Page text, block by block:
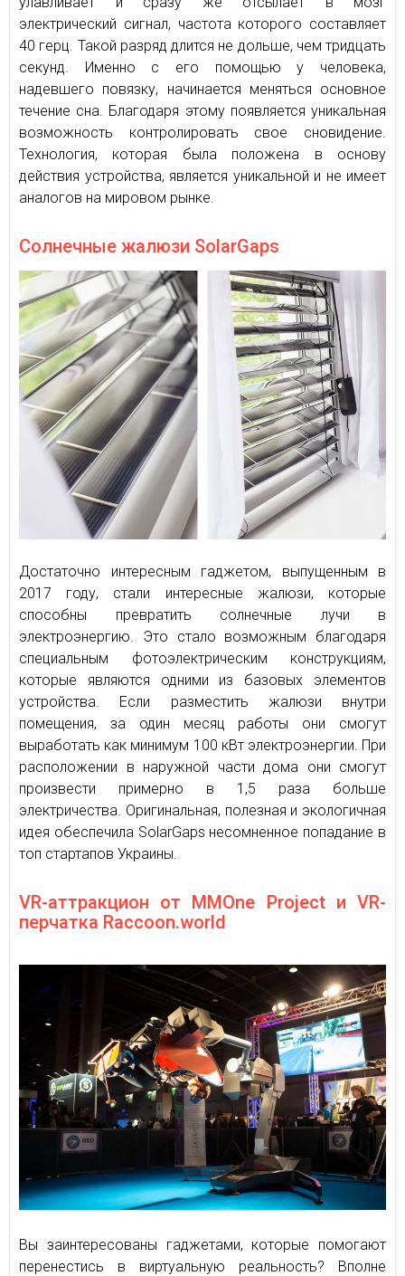
электрический сигнал, частота которого составляет
40 герц. Такой разряд длится не дольше, чем тридцать
секунд. Именно с его помощью у человека,
надевшего повязку, начинается меняться основное
течение сна. Благодаря этому появляется уникальная
возможность контролировать свое сновидение.
Технология, которая была положена в основу
действия устройства, является уникальной и не имеет
аналогов на мировом рынке.
Солнечные жалюзи SolarGaps
Достаточно интересным гаджетом, выпущенным в
2017 году, стали интересные жалюзи, которые
способны превратить солнечные лучи в
электроэнергию. Это стало возможным благодаря
специальным фотоэлектрическим конструкциям,
которые являются одними из базовых элементов
устройства. Если разместить жалюзи внутри
помещения, за один месяц работы они смогут
выработать как минимум 100 кВт электроэнергии. При
расположении в наружной части дома они смогут
произвести примерно в 1,5 раза больше
электричества. Оригинальная, полезная и экологичная
идея обеспечила SolarGaps несомненное попадание в
топ стартапов Украины.
VR-аттракцион от MMOne Project и VR-
перчатка Raccoon.world
Вы заинтересованы гаджетами, которые помогают
перенестись в виртуальную реальность? Вполне